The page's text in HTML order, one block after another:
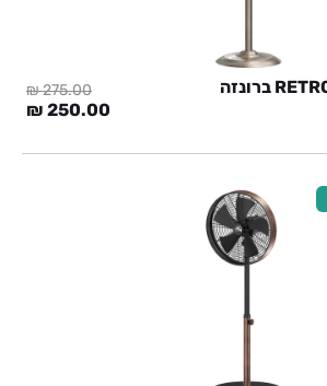
מאוורר רצפה "RETRO 16 ברונזה
275.00
₪
המחיר
היה:
250.00
₪